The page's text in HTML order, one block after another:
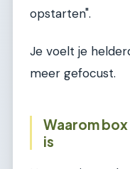
opstarten".
Je voelt je
meer gefocust.
Waarom
is